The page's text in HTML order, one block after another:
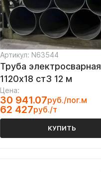
Артикул: N63544
Труба электросварная
1120х18 ст3 12 м
Цена:
30 941.07руб./пог.м
62 427руб./т
КУПИТЬ